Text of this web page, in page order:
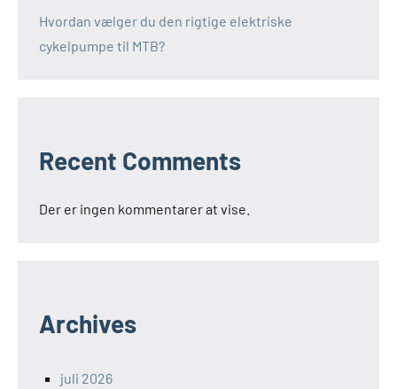
Hvordan vælger du den rigtige elektriske
cykelpumpe til MTB?
Recent Comments
Der er ingen kommentarer at vise.
Archives
juli 2026